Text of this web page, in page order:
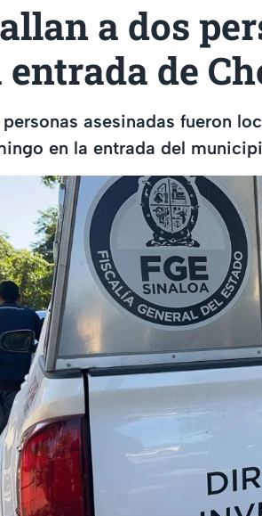
a dos
entrada de
personas asesinadas fueron
en la entrada del